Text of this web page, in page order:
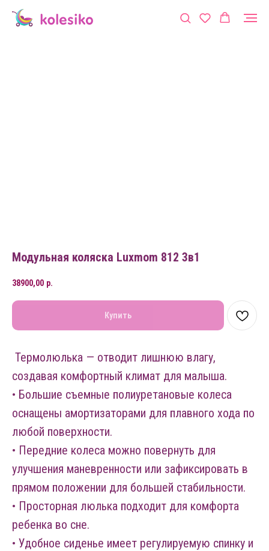
Модульная коляска Luxmom 812 3в1
38900,00 р.
Купить
Термолюлька — отводит лишнюю влагу,
создавая комфортный климат для малыша.
• Большие съемные полиуретановые колеса
оснащены амортизаторами для плавного хода по
любой поверхности.
• Передние колеса можно повернуть для
улучшения маневренности или зафиксировать в
прямом положении для большей стабильности.
• Просторная люлька подходит для комфорта
ребенка во сне.
• Удобное сиденье имеет регулируемую спинку и